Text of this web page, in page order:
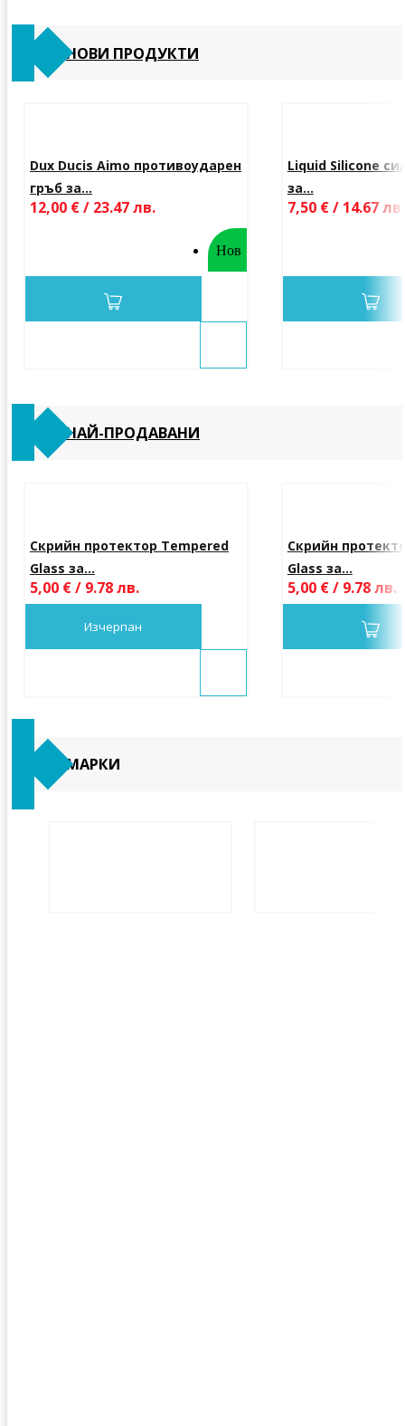
НОВИ ПРОДУКТИ
Dux Ducis Aimo противоударен
гръб за...
12,00 € / 23.47 лв.
Нов
Liquid Silicone
за...
7,50 € / 14.67 лв.
НАЙ-ПРОДАВАНИ
Скрийн протектор Tempered
Glass за...
5,00 € / 9.78 лв.
Изчерпан
Скрийн
Glass за...
5,00 € / 9.78 лв.
МАРКИ